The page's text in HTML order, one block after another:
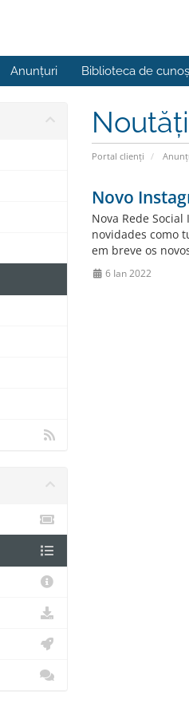
Anunțuri Biblioteca de
Noutăți
Portal clienți
Novo
Nova Rede
novidades como
em breve os
6 Ian 2022